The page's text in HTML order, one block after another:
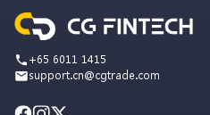
+65 6011 1415
support.cn@cgtrade.com